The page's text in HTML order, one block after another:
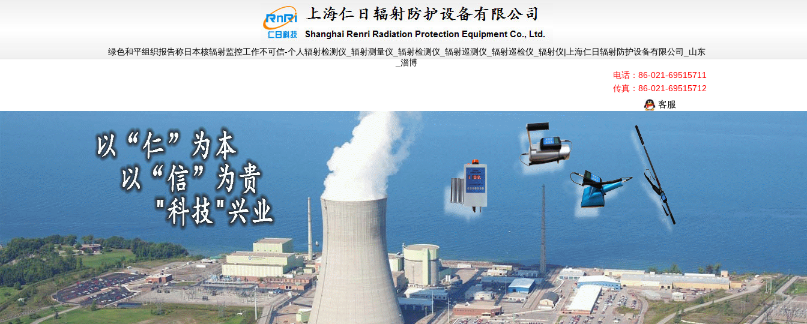
绿色和平组织报告称日本核辐射监控工作不可信-个人辐射检测仪_辐射测量仪_辐射检测仪_辐射巡测仪_辐射巡检仪_辐射仪|上海仁日辐射防护设备有限公司_山东
_淄博
电话：86-021-69515711
传真：86-021-69515712
客服